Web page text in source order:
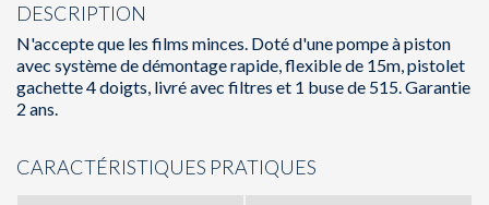
DESCRIPTION
N'accepte que les films minces. Doté d'une pompe à piston
avec système de démontage rapide, flexible de 15m, pistolet
gachette 4 doigts, livré avec filtres et 1 buse de 515. Garantie
2 ans.
CARACTÉRISTIQUES PRATIQUES